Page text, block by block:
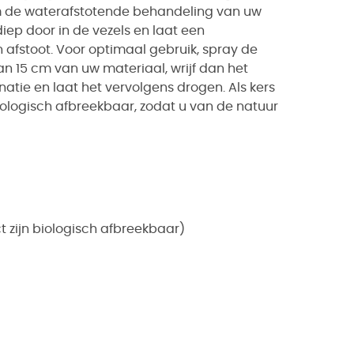
de waterafstotende behandeling van uw
door in de vezels en laat een
Voor optimaal gebruik, spray de
15 cm van uw materiaal, wrijf dan het
en laat het vervolgens drogen. Als kers
afbreekbaar, zodat u van de natuur
zijn biologisch afbreekbaar)